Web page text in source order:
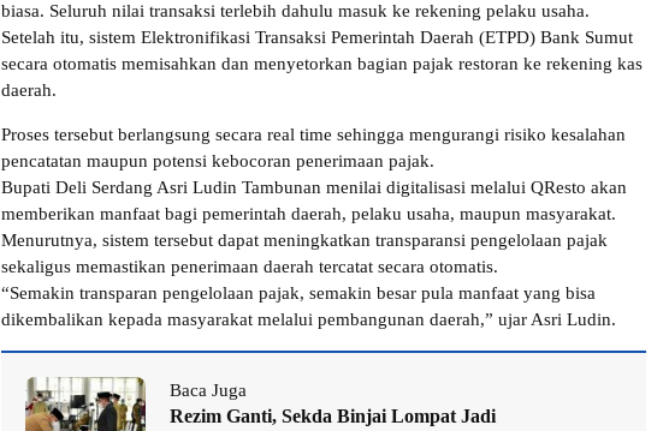
biasa. Seluruh nilai transaksi terlebih dahulu masuk ke rekening pelaku usaha.
Setelah itu, sistem Elektronifikasi Transaksi Pemerintah Daerah (ETPD) Bank Sumut
secara otomatis memisahkan dan menyetorkan bagian pajak restoran ke rekening kas
daerah.
Proses tersebut berlangsung secara real time sehingga mengurangi risiko kesalahan
pencatatan maupun potensi kebocoran penerimaan pajak.
Bupati Deli Serdang Asri Ludin Tambunan menilai digitalisasi melalui QResto akan
memberikan manfaat bagi pemerintah daerah, pelaku usaha, maupun masyarakat.
Menurutnya, sistem tersebut dapat meningkatkan transparansi pengelolaan pajak
sekaligus memastikan penerimaan daerah tercatat secara otomatis.
“Semakin transparan pengelolaan pajak, semakin besar pula manfaat yang bisa
dikembalikan kepada masyarakat melalui pembangunan daerah,” ujar Asri Ludin.
Baca Juga
Rezim Ganti, Sekda Binjai Lompat Jadi